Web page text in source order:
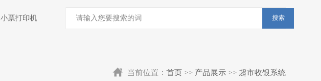
小票打印机 搜索
当前位置： 首页 >> 产品展示 >> 超市收银系统